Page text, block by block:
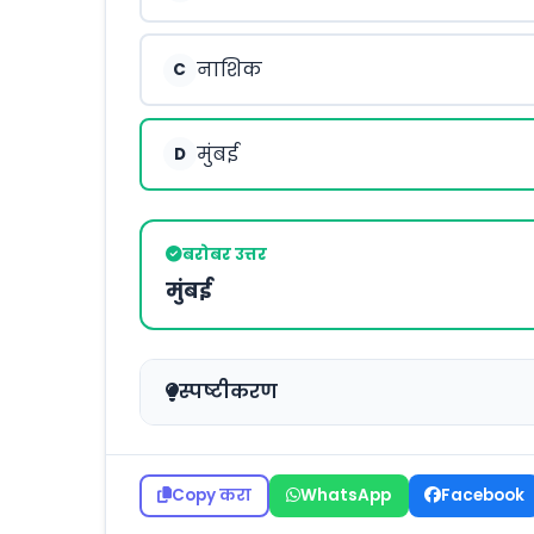
C नाशिक
D मुंबई
बरोबर उत्तर
मुंबई
स्पष्टीकरण
Copy करा WhatsApp Facebook